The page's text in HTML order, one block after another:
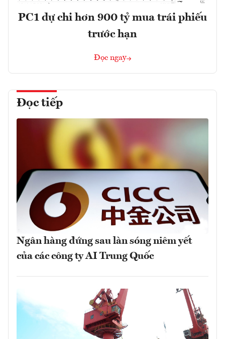
PC1 dự chi hơn 900 tỷ mua trái phiếu
trước hạn
Đọc ngay
Đọc tiếp
Ngân hàng đứng sau làn sóng niêm yết
của các công ty AI Trung Quốc